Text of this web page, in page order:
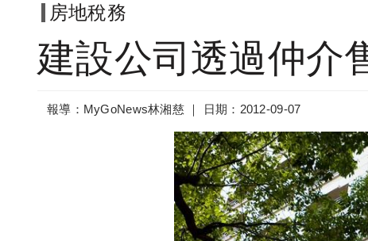
房地稅務
建設公司透過仲介
報導：MyGoNews林湘慈 ｜ 日期：2012-09-07